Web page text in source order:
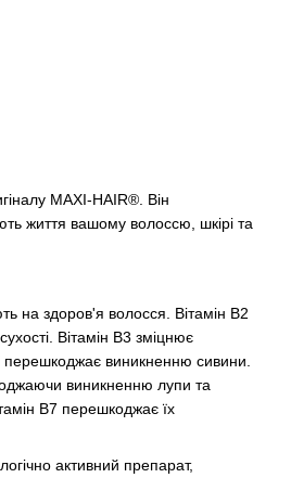
MAXI-HAIR®. Він
життя вашому волоссю, шкірі та
на здоров'я волосся. Вітамін В2
Вітамін В3 зміцнює
перешкоджає виникненню сивини.
виникненню лупи та
В7 перешкоджає їх
активний препарат,